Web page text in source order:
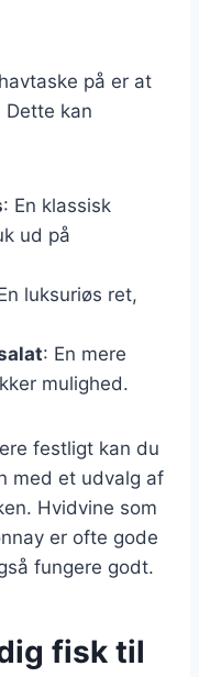
på er at
Dette kan
: En klassisk
ud på
luksuriøs ret,
: En mere
mulighed.
festligt kan du
med et udvalg af
Hvidvine som
er ofte gode
fungere godt.
fisk til